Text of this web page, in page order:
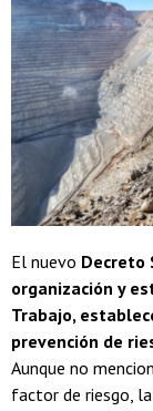
El nuevo Decreto
organización y
Trabajo,
prevención de
Aunque no
factor de riesgo,